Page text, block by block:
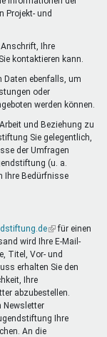
Projekt- und
Ihre
kontaktieren kann.
Daten ebenfalls, um
oder
werden können.
und Beziehung zu
Sie gelegentlich,
der Umfragen
(u. a.
Ihre Bedürfnisse
(Link
ist
extern)
für einen
wird Ihre E-Mail-
Titel, Vor- und
erhalten Sie den
Ihre
abzubestellen.
Newsletter
Ihre
An die